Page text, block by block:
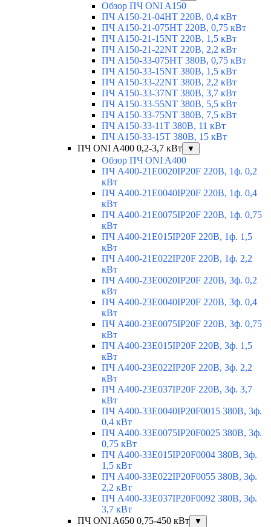
Обзор ПЧ ONI A150
ПЧ A150-21-04HT 220В, 0,4 кВт
ПЧ A150-21-075HT 220В, 0,75 кВт
ПЧ A150-21-15NT 220В, 1,5 кВт
ПЧ A150-21-22NT 220В, 2,2 кВт
ПЧ A150-33-075HT 380В, 0,75 кВт
ПЧ A150-33-15NT 380В, 1,5 кВт
ПЧ A150-33-22NT 380В, 2,2 кВт
ПЧ A150-33-37NT 380В, 3,7 кВт
ПЧ A150-33-55NT 380В, 5,5 кВт
ПЧ A150-33-75NT 380В, 7,5 кВт
ПЧ A150-33-11T 380В, 11 кВт
ПЧ A150-33-15T 380В, 15 кВт
ПЧ ONI A400 0,2-3,7 кВт
▼
Обзор ПЧ ONI A400
ПЧ A400-21E0020IP20F 220В, 1ф. 0,2
кВт
ПЧ A400-21E0040IP20F 220В, 1ф. 0,4
кВт
ПЧ A400-21E0075IP20F 220В, 1ф. 0,75
кВт
ПЧ A400-21E015IP20F 220В, 1ф. 1,5
кВт
ПЧ A400-21E022IP20F 220В, 1ф. 2,2
кВт
ПЧ A400-23E0020IP20F 220В, 3ф. 0,2
кВт
ПЧ A400-23E0040IP20F 220В, 3ф. 0,4
кВт
ПЧ A400-23E0075IP20F 220В, 3ф. 0,75
кВт
ПЧ A400-23E015IP20F 220В, 3ф. 1,5
кВт
ПЧ A400-23E022IP20F 220В, 3ф. 2,2
кВт
ПЧ A400-23E037IP20F 220В, 3ф. 3,7
кВт
ПЧ A400-33E0040IP20F0015 380В, 3ф.
0,4 кВт
ПЧ A400-33E0075IP20F0025 380В, 3ф.
0,75 кВт
ПЧ A400-33E015IP20F0004 380В, 3ф.
1,5 кВт
ПЧ A400-33E022IP20F0055 380В, 3ф.
2,2 кВт
ПЧ A400-33E037IP20F0092 380В, 3ф.
3,7 кВт
ПЧ ONI A650 0,75-450 кВт
▼